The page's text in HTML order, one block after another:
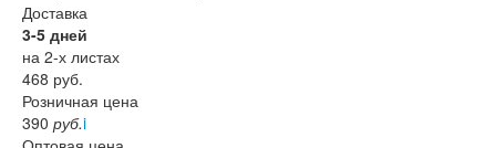
Доставка
3-5 дней
на 2-х листах
468 руб.
Розничная цена
390 руб.i